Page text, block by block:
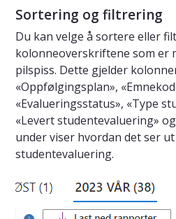
Sortering og filtrering
Du kan velge å sortere eller
kolonneoverskriftene som er
pilspiss. Dette gjelder
«Oppfølgingsplan»,
«Evalueringsstatus», «Type
«Levert studentevaluering»
under viser hvordan det ser
studentevaluering.